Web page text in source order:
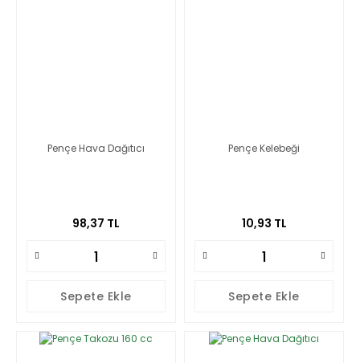
Pençe Hava Dağıtıcı
98,37 TL
Sepete Ekle
Pençe Kelebeği
10,93 TL
Sepete Ekle